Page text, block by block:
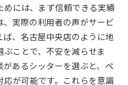
には、まず信頼できる実績
実際の利用者の声がサービ
、名古屋中央店のように地
ことで、不安を減らせま
あるシッターを選ぶと、ペ
が可能です。これらを意識